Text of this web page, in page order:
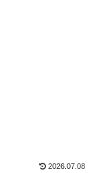
2026.07.08